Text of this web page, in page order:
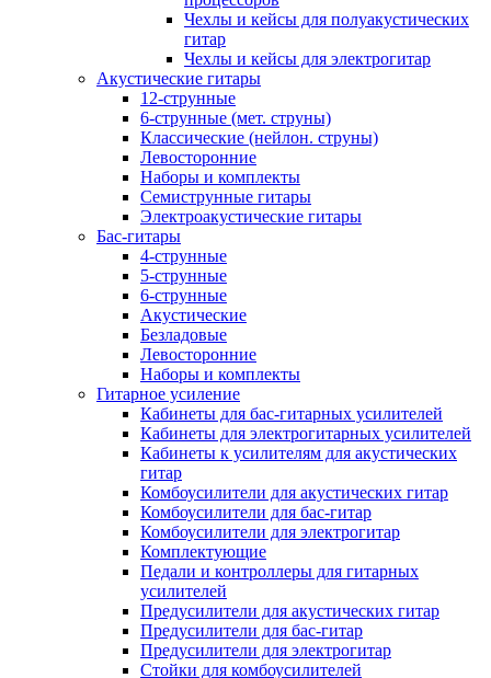
Чехлы и кейсы для полуакустических
гитар
Чехлы и кейсы для электрогитар
Акустические гитары
12-струнные
6-струнные (мет. струны)
Классические (нейлон. струны)
Левосторонние
Наборы и комплекты
Семиструнные гитары
Электроакустические гитары
Бас-гитары
4-струнные
5-струнные
6-струнные
Акустические
Безладовые
Левосторонние
Наборы и комплекты
Гитарное усиление
Кабинеты для бас-гитарных усилителей
Кабинеты для электрогитарных усилителей
Кабинеты к усилителям для акустических
гитар
Комбоусилители для акустических гитар
Комбоусилители для бас-гитар
Комбоусилители для электрогитар
Комплектующие
Педали и контроллеры для гитарных
усилителей
Предусилители для акустических гитар
Предусилители для бас-гитар
Предусилители для электрогитар
Стойки для комбоусилителей